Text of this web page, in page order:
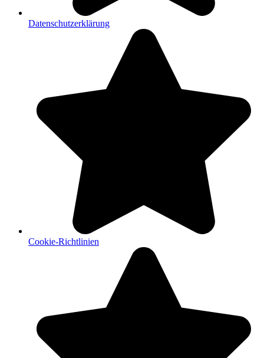
Datenschutzerklärung
Cookie-Richtlinien